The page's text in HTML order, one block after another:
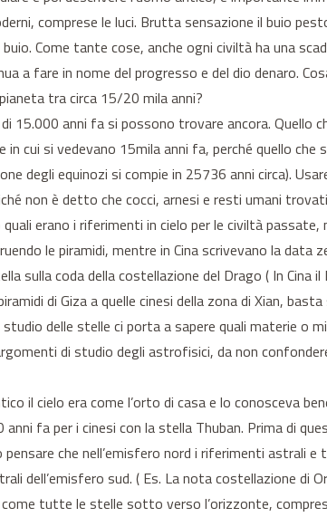
comprese le luci. Brutta sensazione il buio
Come tante cose, anche ogni civiltà ha una
a fare in nome del progresso e del dio denaro.
tra circa 15/20 mila anni?
15.000 anni fa si possono trovare ancora. Quello
in cui si vedevano 15mila anni fa, perché quello
degli equinozi si compie in 25736 anni circa).
non è detto che cocci, arnesi e resti umani
quali erano i riferimenti in cielo per le civiltà
le piramidi, mentre in Cina scrivevano la data
sulla coda della costellazione del Drago ( In
di Giza a quelle cinesi della zona di Xian,
delle stelle ci porta a sapere quali materie o
di studio degli astrofisici, da non
il cielo era come l’orto di casa e lo conosceva
anni fa per i cinesi con la stella Thuban. Prima di
pensare che nell’emisfero nord i riferimenti astrali
dell’emisfero sud. ( Es. La nota costellazione di
tutte le stelle sotto verso l’orizzonte,